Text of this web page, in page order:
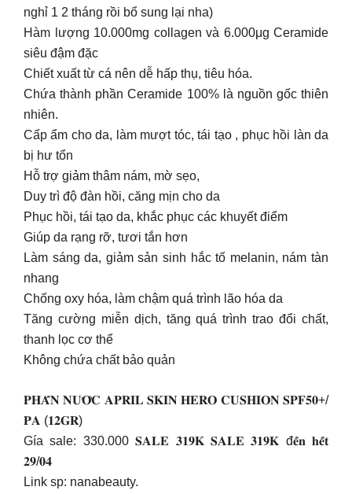
nghỉ 1 2 tháng rồi bổ sung lại nha)
Hàm lượng 10.000mg collagen và 6.000μg Ceramide
siêu đậm đặc
Chiết xuất từ cá nên dễ hấp thụ, tiêu hóa.
Chứa thành phần Ceramide 100% là nguồn gốc thiên
nhiên.
Cấp ẩm cho da, làm mượt tóc, tái tạo , phục hồi làn da
bị hư tổn
Hỗ trợ giảm thâm nám, mờ sẹo,
Duy trì độ đàn hồi, căng mịn cho da
Phục hồi, tái tạo da, khắc phục các khuyết điểm
Giúp da rạng rỡ, tươi tắn hơn
Làm sáng da, giảm sản sinh hắc tố melanin, nám tàn
nhang
Chống oxy hóa, làm chậm quá trình lão hóa da
Tăng cường miễn dịch, tăng quá trình trao đổi chất,
thanh lọc cơ thể
Không chứa chất bảo quản
𝐏𝐇𝐀̂́𝐍 𝐍𝐔̛𝐎̛́𝐂 𝐀𝐏𝐑𝐈𝐋 𝐒𝐊𝐈𝐍 𝐇𝐄𝐑𝐎 𝐂𝐔𝐒𝐇𝐈𝐎𝐍 𝐒𝐏𝐅𝟓𝟎+/
𝐏𝐀 (𝟏𝟐𝐆𝐑)
Gía sale: 330.000 𝐒𝐀𝐋𝐄 𝟑𝟏𝟗𝐊 𝐒𝐀𝐋𝐄 𝟑𝟏𝟗𝐊 đ𝐞̂́𝐧 𝐡𝐞̂́𝐭
𝟐𝟗/𝟎𝟒
Link sp: nanabeauty.